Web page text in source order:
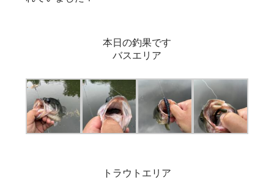
本日の釣果です
バスエリア
トラウトエリア